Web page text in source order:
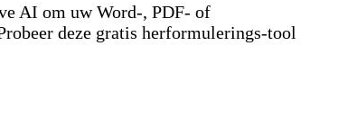
AI om uw Word-, PDF- of
deze gratis herformulerings‑tool